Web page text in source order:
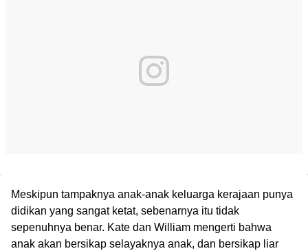
Meskipun tampaknya anak-anak keluarga kerajaan punya
didikan yang sangat ketat, sebenarnya itu tidak
sepenuhnya benar. Kate dan William mengerti bahwa
anak akan bersikap selayaknya anak, dan bersikap liar